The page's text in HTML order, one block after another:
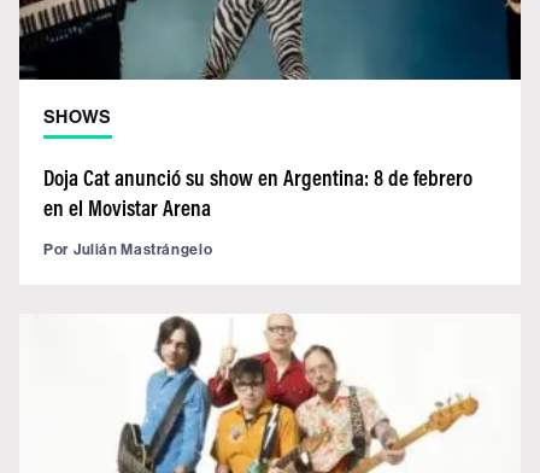
SHOWS
Doja Cat anunció su show en Argentina: 8 de febrero
en el Movistar Arena
Por Julián Mastrángelo